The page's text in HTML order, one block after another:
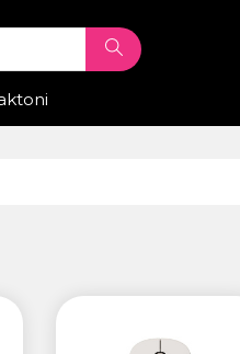
Kontrolloni statusin